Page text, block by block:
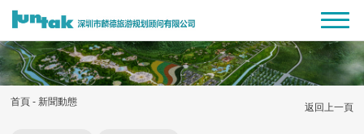
返回上一頁
首頁 - 新聞動態